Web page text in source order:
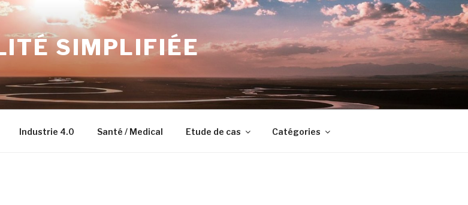
SIMPLIFIÉE
Industrie 4.0 Santé / Medical Etude de cas Catégories